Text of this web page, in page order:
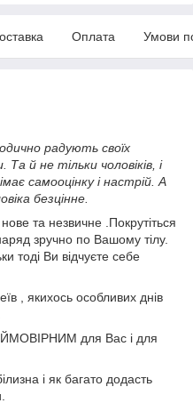
Оплата Умови
радують своїх
й не тільки чоловіків, і
самооцінку і настрій. А
безцінне.
та незвичне .Покрутіться
зручно по Вашому тілу.
тоді Ви відчуєте себе
, якихось особливих днів
для Вас і для
і як багато додасть